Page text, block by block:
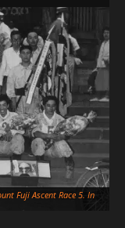
Fuji Ascent Race 5. In